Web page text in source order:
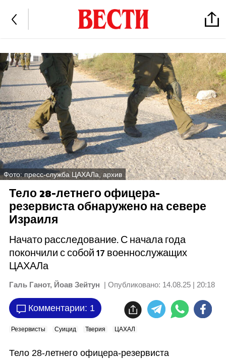
Фото: пресс-служба ЦАХАЛа, архив
Тело 28-летнего офицера-
резервиста обнаружено на севере
Израиля
Начато расследование. С начала года
покончили с собой 17 военнослужащих
ЦАХАЛа
Галь Ганот, Йоав Зейтун | Опубликовано: 14.08.25 | 20:18
Комментарии: 1
Резервисты Суицид Тверия ЦАХАЛ
Тело 28-летнего офицера-резервиста